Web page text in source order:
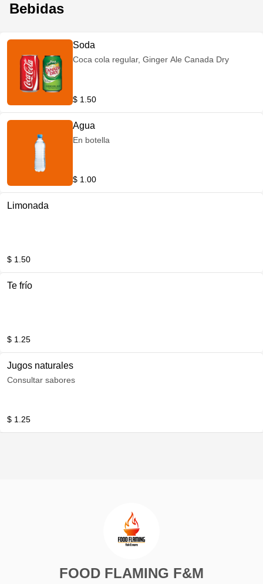
Bebidas
Soda
Coca cola regular, Ginger Ale Canada Dry
$ 1.50
Agua
En botella
$ 1.00
Limonada
$ 1.50
Te frío
$ 1.25
Jugos naturales
Consultar sabores
$ 1.25
FOOD FLAMING F&M